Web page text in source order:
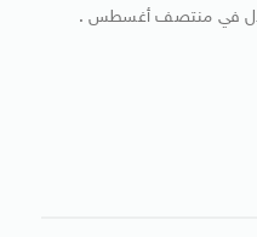
في منتصف أغسطس .